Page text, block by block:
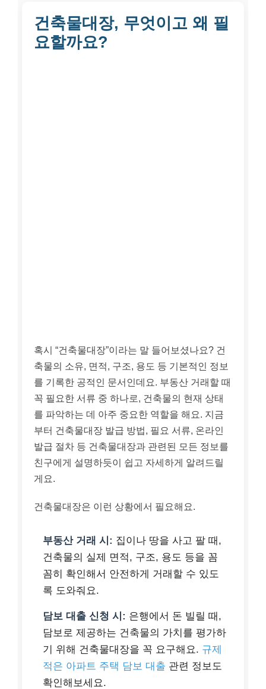
건축물대장, 무엇이고 왜 필
요할까요?
혹시 “건축물대장”이라는 말 들어보셨나요? 건
축물의 소유, 면적, 구조, 용도 등 기본적인 정보
를 기록한 공적인 문서인데요. 부동산 거래할 때
꼭 필요한 서류 중 하나로, 건축물의 현재 상태
를 파악하는 데 아주 중요한 역할을 해요. 지금
부터 건축물대장 발급 방법, 필요 서류, 온라인
발급 절차 등 건축물대장과 관련된 모든 정보를
친구에게 설명하듯이 쉽고 자세하게 알려드릴
게요.
건축물대장은 이런 상황에서 필요해요.
부동산 거래 시: 집이나 땅을 사고 팔 때,
건축물의 실제 면적, 구조, 용도 등을 꼼
꼼히 확인해서 안전하게 거래할 수 있도
록 도와줘요.
담보 대출 신청 시: 은행에서 돈 빌릴 때,
담보로 제공하는 건축물의 가치를 평가하
기 위해 건축물대장을 꼭 요구해요. 규제
적은 아파트 주택 담보 대출 관련 정보도
확인해보세요.